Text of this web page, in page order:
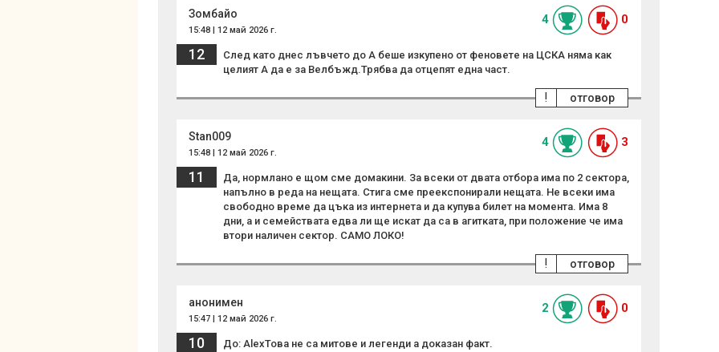
Зомбайо
15:48 | 12 май 2026 г.
4 0
12
След като днес лъвчето до А беше изкупено от феновете на ЦСКА няма как
целият А да е за Велбъжд.Трябва да отцепят една част.
отговор
!
Stan009
15:48 | 12 май 2026 г.
4 3
11
Да, нормлано е щом сме домакини. За всеки от двата отбора има по 2 сектора,
напълно в реда на нещата. Стига сме преекспонирали нещата. Не всеки има
свободно време да цъка из интернета и да купува билет на момента. Има 8
дни, а и семействата едва ли ще искат да са в агитката, при положение че има
втори наличен сектор. САМО ЛОКО!
отговор
!
анонимен
15:47 | 12 май 2026 г.
2 0
10 До: AlexТова не са митове и легенди а доказан факт.